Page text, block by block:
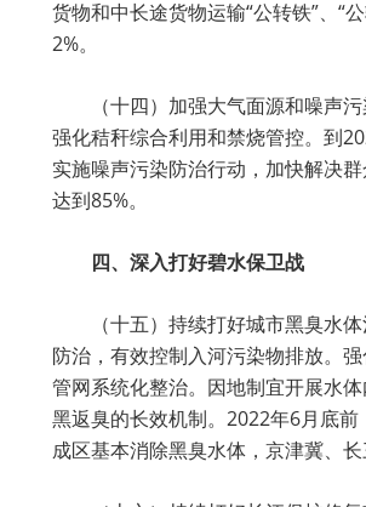
货物和中长途货物运输“公转铁”、“
2%。
（十四）加强大气面源和噪声
强化秸秆综合利用和禁烧管控。到
实施噪声污染防治行动，加快解决
达到85%。
四、深入打好碧水保卫战
（十五）持续打好城市黑臭水
防治，有效控制入河污染物排放。
管网系统化整治。因地制宜开展水
黑返臭的长效机制。2022年6月底
成区基本消除黑臭水体，京津冀、